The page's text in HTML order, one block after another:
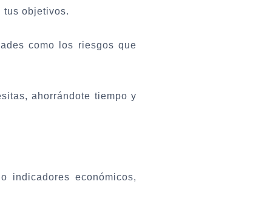
tus objetivos.
como los riesgos que
ahorrándote tiempo y
indicadores económicos,